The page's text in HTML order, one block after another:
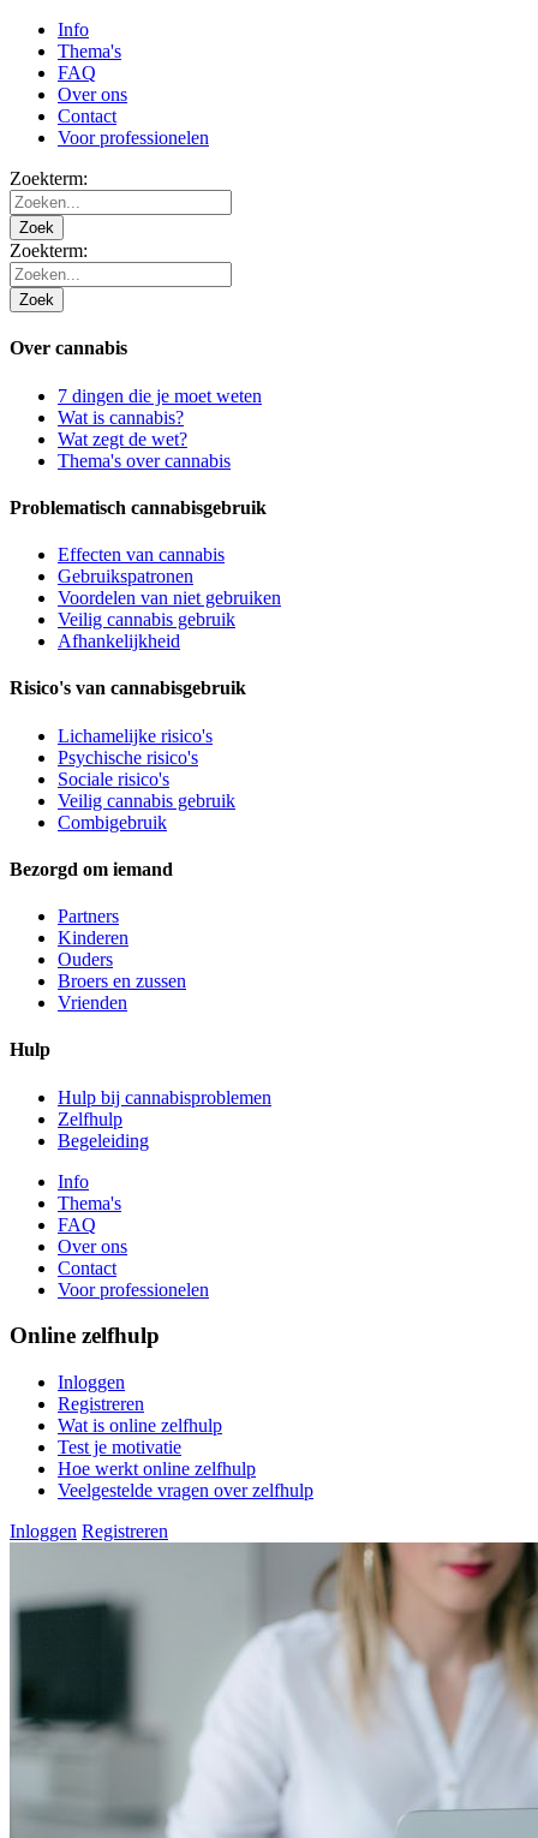
Info
Thema's
FAQ
Over ons
Contact
Voor professionelen
Zoekterm:
Zoek
Zoekterm:
Zoek
Over cannabis
7 dingen die je moet weten
Wat is cannabis?
Wat zegt de wet?
Thema's over cannabis
Problematisch cannabisgebruik
Effecten van cannabis
Gebruikspatronen
Voordelen van niet gebruiken
Veilig cannabis gebruik
Afhankelijkheid
Risico's van cannabisgebruik
Lichamelijke risico's
Psychische risico's
Sociale risico's
Veilig cannabis gebruik
Combigebruik
Bezorgd om iemand
Partners
Kinderen
Ouders
Broers en zussen
Vrienden
Hulp
Hulp bij cannabisproblemen
Zelfhulp
Begeleiding
Info
Thema's
FAQ
Over ons
Contact
Voor professionelen
Online zelfhulp
Inloggen
Registreren
Wat is online zelfhulp
Test je motivatie
Hoe werkt online zelfhulp
Veelgestelde vragen over zelfhulp
Inloggen Registreren